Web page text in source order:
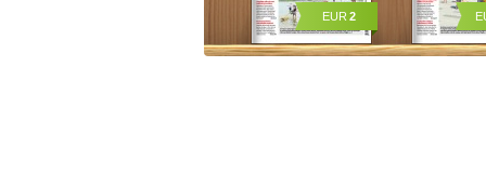
EUR 2